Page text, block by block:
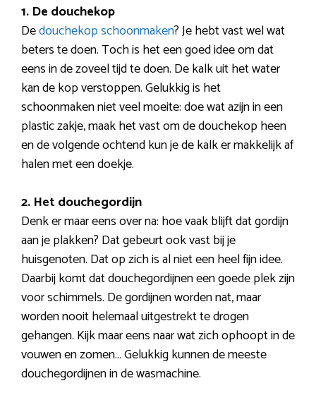
1. De douchekop
Dedouchekop schoonmaken? Je hebt vast wel wat
beters te doen. Toch is het een goed idee om dat
eens in de zoveel tijd te doen. De kalk uit het water
kan de kop verstoppen. Gelukkig is het
schoonmaken niet veel moeite: doe wat azijn in een
plastic zakje, maak het vast om de douchekop heen
en de volgende ochtend kun je de kalk er makkelijk af
halen met een doekje.
2. Het douchegordijn
Denk er maar eens over na: hoe vaak blijft dat gordijn
aan je plakken? Dat gebeurt ook vast bij je
huisgenoten. Dat op zich is al niet een heel fijn idee.
Daarbij komt dat douchegordijnen een goede plek zijn
voor schimmels. De gordijnen worden nat, maar
worden nooit helemaal uitgestrekt te drogen
gehangen. Kijk maar eens naar wat zich ophoopt in de
vouwen en zomen… Gelukkig kunnen de meeste
douchegordijnen in de wasmachine.